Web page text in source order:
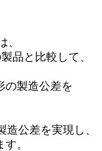
、
品と比較して、
の製造公差を
造公差を実現し、
。